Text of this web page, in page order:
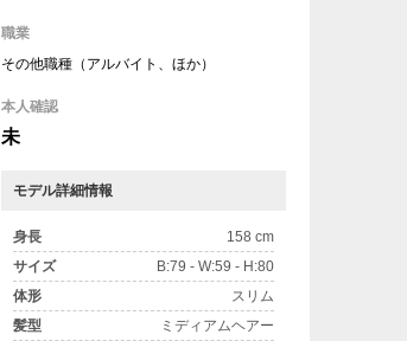
職業
その他職種（アルバイト、ほか）
本人確認
未
モデル詳細情報
身長
158 cm
サイズ
B:79 - W:59 - H:80
体形
スリム
髪型
ミディアムヘアー